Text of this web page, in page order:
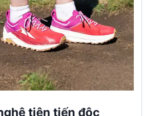
tiên tiến độc